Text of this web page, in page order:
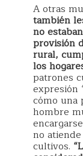
A otras
también
no
provisión
rural,
los
patrones
expresión
cómo una
hombre
no
cultivos.